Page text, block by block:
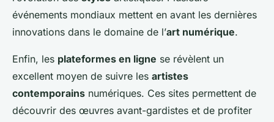
événements mondiaux mettent en avant les dernières
innovations dans le domaine de l’art numérique.
Enfin, les plateformes en ligne se révèlent un
excellent moyen de suivre les artistes
contemporains numériques. Ces sites permettent de
découvrir des œuvres avant-gardistes et de profiter